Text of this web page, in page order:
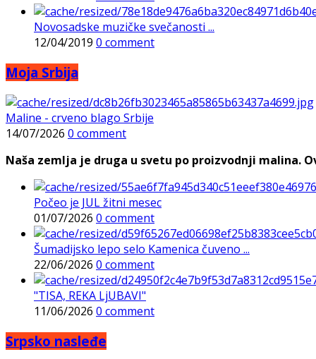
Novosadske muzičke svečanosti ...
12/04/2019 0 comment
Moja Srbija
Maline - crveno blago Srbije
14/07/2026 0 comment
Naša zemlja je druga u svetu po proizvodnji malina.
Počeo je JUL žitni mesec
01/07/2026 0 comment
Šumadijsko lepo selo Kamenica čuveno ...
22/06/2026 0 comment
"TISA, REKA LjUBAVI"
11/06/2026 0 comment
Srpsko nasleđe